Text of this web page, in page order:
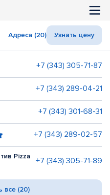
Адреса (20) Узнать цену
+7 (343) 305-71-87
+7 (343) 289-04-21
+7 (343) 301-68-31
+7 (343) 289-02-57
Pizza
+7 (343) 305-71-89
все (20)